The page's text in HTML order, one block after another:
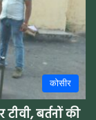
कोसीर
बर्तनों की